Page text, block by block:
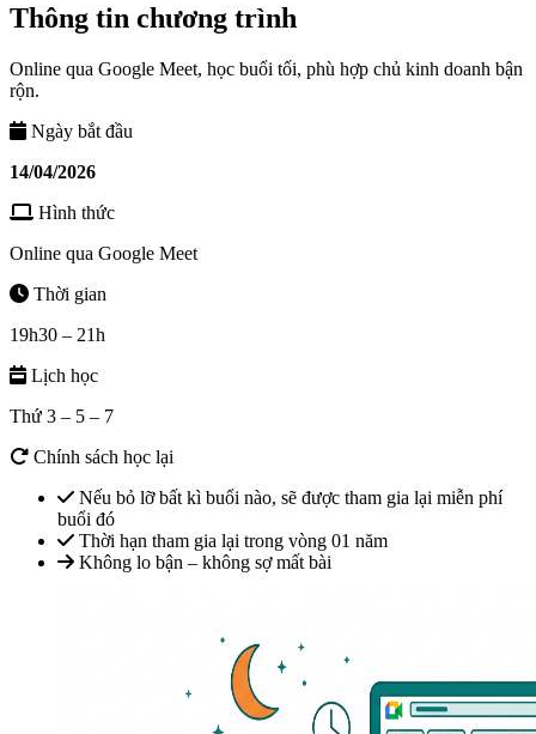
Thông tin chương trình
Online qua Google Meet, học buổi tối, phù hợp chủ kinh doanh bận
rộn.
Ngày bắt đầu
14/04/2026
Hình thức
Online qua Google Meet
Thời gian
19h30 – 21h
Lịch học
Thứ 3 – 5 – 7
Chính sách học lại
Nếu bỏ lỡ bất kì buổi nào, sẽ được tham gia lại miễn phí
buổi đó
Thời hạn tham gia lại trong vòng 01 năm
Không lo bận – không sợ mất bài